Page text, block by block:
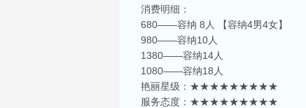
消费明细：
680——容纳 8人 【容纳4男4女】
980——容纳10人
1380——容纳14人
1080——容纳18人
艳丽星级：★★★★★★★★★
服务态度：★★★★★★★★★